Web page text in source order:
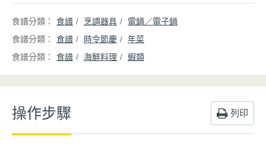
食譜 烹調器具
電鍋／電子鍋
食譜
時令節慶
年菜
食譜
海鮮料理 蝦類
操作步驟 列印